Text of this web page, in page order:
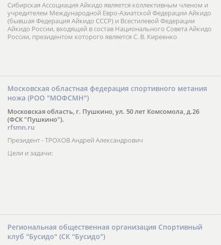
Сибирская Ассоциация Айкидо является коллективным членом и
учредителем Международной Евро-Азиатской Федерации Айкидо
(бывшая Федерация Айкидо СССР) и Всестилевой Федерации
Айкидо России, входящей в состав Национального Совета Айкидо
России, президентом которого является С. В. Киреенко
Московская областная федерация спортивного метания
ножа (РОО "МОФСМН")
Московская область, г. Пушкино, ул. 50 лет Комсомола, д.26
(ФСК "Пушкино").
rfsmn.ru
Президент - ТРОХОВ Андрей Александрович
Цели и задачи:
Региональная общественная организация Спортивный
клуб "Бусидо" (СК "Бусидо")